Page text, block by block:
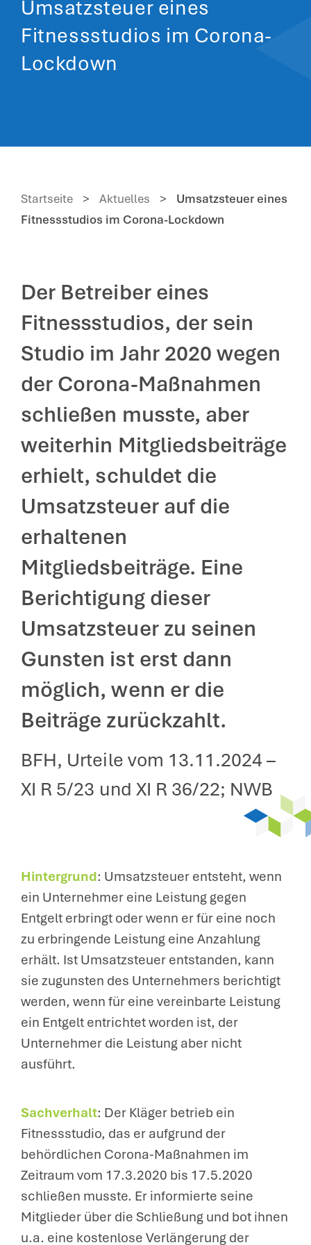
Umsatzsteuer eines
Fitnessstudios im Corona-
Lockdown
Startseite > Aktuelles >
Umsatzsteuer eines
Fitnessstudios im Corona-Lockdown
Der Betreiber eines
Fitnessstudios, der sein
Studio im Jahr 2020 wegen
der Corona-Maßnahmen
schließen musste, aber
weiterhin Mitgliedsbeiträge
erhielt, schuldet die
Umsatzsteuer auf die
erhaltenen
Mitgliedsbeiträge. Eine
Berichtigung dieser
Umsatzsteuer zu seinen
Gunsten ist erst dann
möglich, wenn er die
Beiträge zurückzahlt.
BFH, Urteile vom 13.11.2024 –
XI R 5/23 und XI R 36/22; NWB
Hintergrund: Umsatzsteuer entsteht, wenn
ein Unternehmer eine Leistung gegen
Entgelt erbringt oder wenn er für eine noch
zu erbringende Leistung eine Anzahlung
erhält. Ist Umsatzsteuer entstanden, kann
sie zugunsten des Unternehmers berichtigt
werden, wenn für eine vereinbarte Leistung
ein Entgelt entrichtet worden ist, der
Unternehmer die Leistung aber nicht
ausführt.
Sachverhalt: Der Kläger betrieb ein
Fitnessstudio, das er aufgrund der
behördlichen Corona-Maßnahmen im
Zeitraum vom 17.3.2020 bis 17.5.2020
schließen musste. Er informierte seine
Mitglieder über die Schließung und bot ihnen
u.a. eine kostenlose Verlängerung der